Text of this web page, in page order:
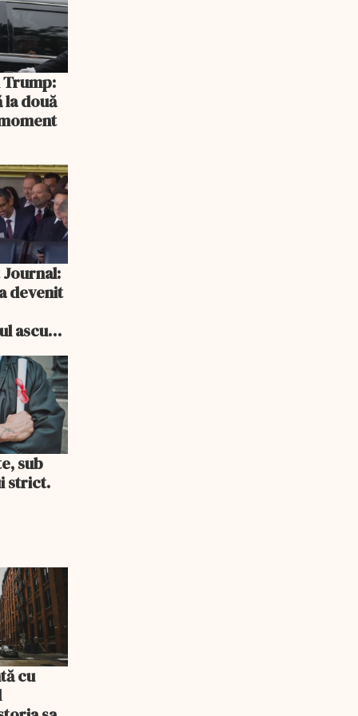
Trump:
la două
devenit
ascuns
sub
strict.
cu